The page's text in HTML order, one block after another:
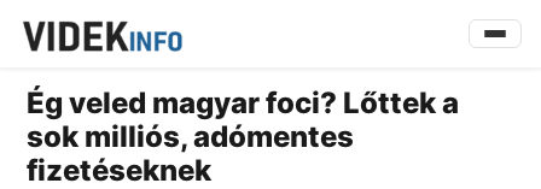
Ég veled magyar foci? Lőttek a
sok milliós, adómentes
fizetéseknek